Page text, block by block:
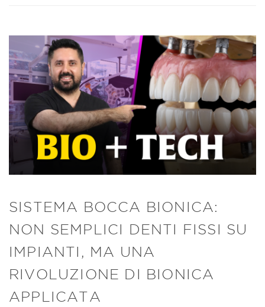
SISTEMA BOCCA BIONICA:
NON SEMPLICI DENTI FISSI SU
IMPIANTI, MA UNA
RIVOLUZIONE DI BIONICA
APPLICATA